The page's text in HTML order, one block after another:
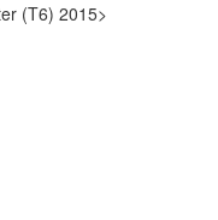
(T6) 2015>